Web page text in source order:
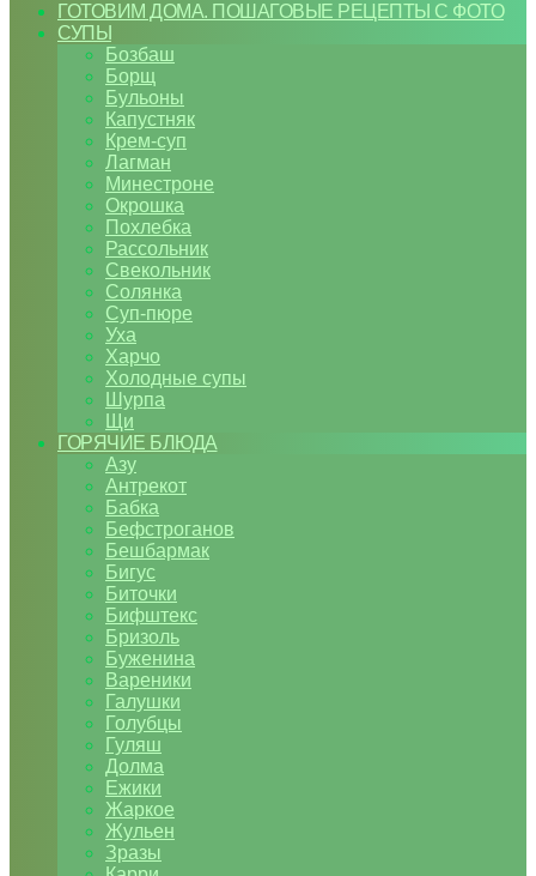
ГОТОВИМ ДОМА. ПОШАГОВЫЕ РЕЦЕПТЫ С ФОТО
СУПЫ
Бозбаш
Борщ
Бульоны
Капустняк
Крем-суп
Лагман
Минестроне
Окрошка
Похлебка
Рассольник
Свекольник
Солянка
Суп-пюре
Уха
Харчо
Холодные супы
Шурпа
Щи
ГОРЯЧИЕ БЛЮДА
Азу
Антрекот
Бабка
Бефстроганов
Бешбармак
Бигус
Биточки
Бифштекс
Бризоль
Буженина
Вареники
Галушки
Голубцы
Гуляш
Долма
Ежики
Жаркое
Жульен
Зразы